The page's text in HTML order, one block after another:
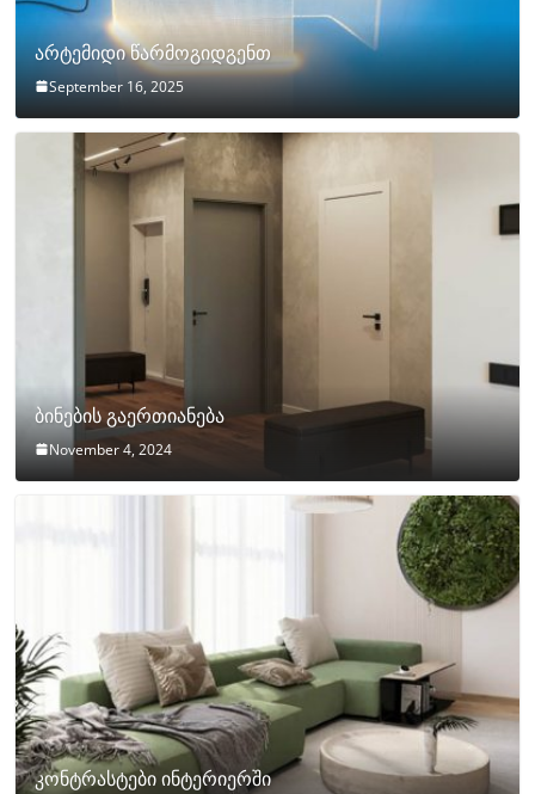
არტემიდი წარმოგიდგენთ
September 16, 2025
ბინების გაერთიანება
November 4, 2024
კონტრასტები ინტერიერში